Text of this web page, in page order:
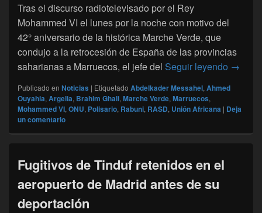
Tras el discurso radiotelevisado por el Rey
Mohammed VI el lunes por la noche con motivo del
42° aniversario de la histórica Marche Verde, que
condujo a la retrocesión de España de las provincias
saharianas a Marruecos, el jefe del Seguir leyendo Argel
→
Publicado en Noticias | Etiquetado Abdelkader Messahel, Ahmed
Ouyahia, Argelia, Brahim Ghali, Marche Verde, Marruecos,
Mohammed VI, ONU, Polisario, Rabuni, RASD, Unión Africana | Deja
un comentario
Fugitivos de Tinduf retenidos en el
aeropuerto de Madrid antes de su
deportación